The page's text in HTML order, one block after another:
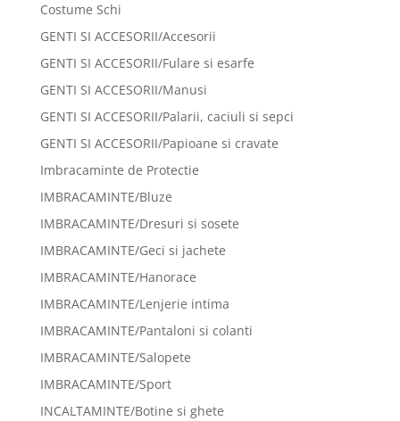
Costume Schi
GENTI SI ACCESORII/Accesorii
GENTI SI ACCESORII/Fulare si esarfe
GENTI SI ACCESORII/Manusi
GENTI SI ACCESORII/Palarii, caciuli si sepci
GENTI SI ACCESORII/Papioane si cravate
Imbracaminte de Protectie
IMBRACAMINTE/Bluze
IMBRACAMINTE/Dresuri si sosete
IMBRACAMINTE/Geci si jachete
IMBRACAMINTE/Hanorace
IMBRACAMINTE/Lenjerie intima
IMBRACAMINTE/Pantaloni si colanti
IMBRACAMINTE/Salopete
IMBRACAMINTE/Sport
INCALTAMINTE/Botine si ghete